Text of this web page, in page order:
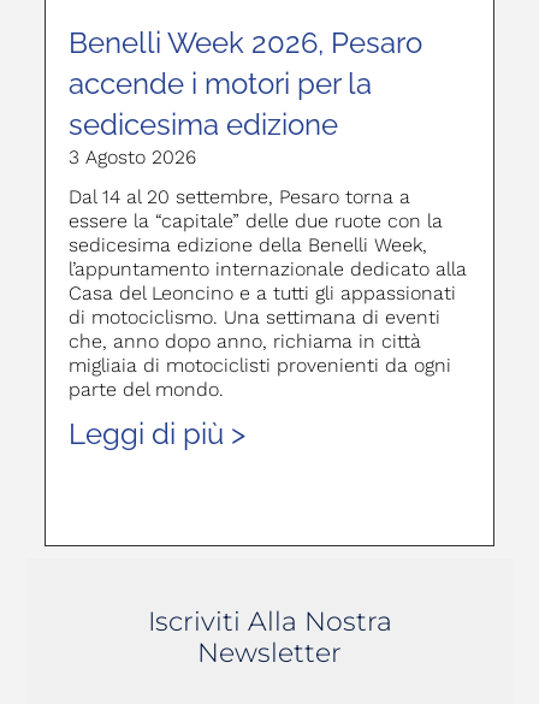
Benelli Week 2026, Pesaro
accende i motori per la
sedicesima edizione
3 Agosto 2026
Dal 14 al 20 settembre, Pesaro torna a
essere la “capitale” delle due ruote con la
sedicesima edizione della Benelli Week,
l’appuntamento internazionale dedicato alla
Casa del Leoncino e a tutti gli appassionati
di motociclismo. Una settimana di eventi
che, anno dopo anno, richiama in città
migliaia di motociclisti provenienti da ogni
parte del mondo.
Leggi di più >
Iscriviti Alla Nostra
Newsletter